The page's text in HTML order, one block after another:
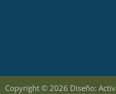
Copyright © 2026 Diseño: